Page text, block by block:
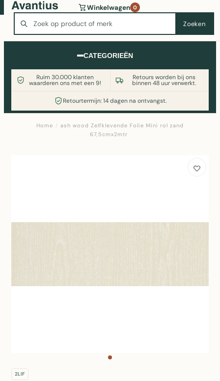
Zoeken
Winkelwagen 0
CATEGORIEËN
Ruim 30.000 klanten
waarderen ons met een 9!
Retours worden bij ons
binnen 48 uur verwerkt.
Retourtermijn: 14 dagen na ontvangst.
Wasmachine of koelkast nodig? Vergelijk alle prijzen op
Witgoedaanbod.nl
Home / ash wood Zelfklevende Folie Mini rol zand
67,5cmx2mtr
2LIF